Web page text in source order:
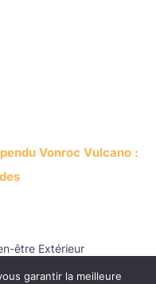
Vonroc Vulcano :
être Extérieur
garantir la meilleure